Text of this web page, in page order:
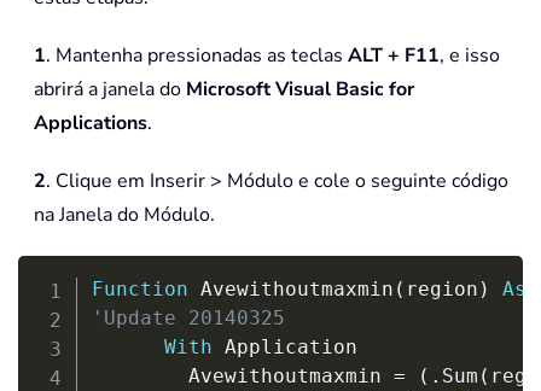
1. Mantenha pressionadas as teclas ALT + F11, e isso
abrirá a janela do Microsoft Visual Basic for
Applications.
2. Clique em Inserir > Módulo e cole o seguinte código
na Janela do Módulo.
Function Avewithoutmaxmin ( region ) As
'Update 20140325
With Application
        Avewithoutmaxmin
= ( . Sum (
Copy